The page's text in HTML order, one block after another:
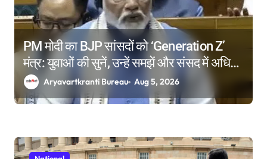
PM मोदी का BJP सांसदों को ‘Generation Z’
मंत्र: युवाओं की सुनें, उन्हें समझें और संसद में अधिक
समय देंAryavartkranti Bureau Aug 5, 2026